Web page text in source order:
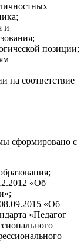
и
позиции;
на соответствие
сформировано с
«Об
«Об
«Педагог